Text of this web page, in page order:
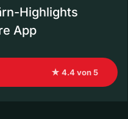
Highlights
App
★ 4.4 von 5